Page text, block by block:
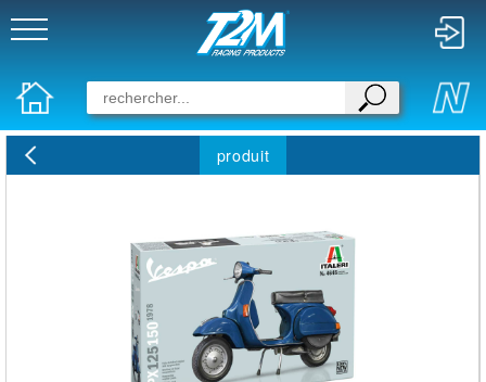
produit